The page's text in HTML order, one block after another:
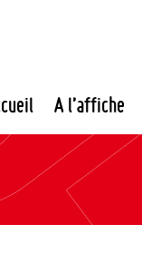
A l’affiche